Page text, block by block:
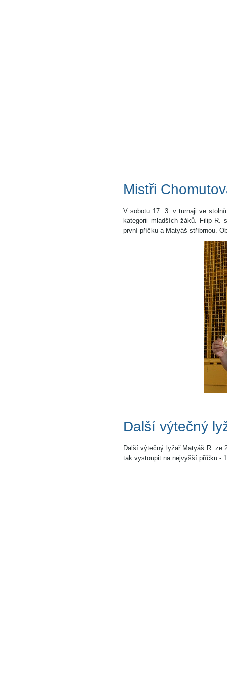
Mistři
V sobotu 17. 3. v turnaji ve
kategorii mladších žáků. Filip R.
první příčku a Matyáš stříbrnou.
Další výtečný
Další výtečný lyžař Matyáš R. ze
tak vystoupit na nejvyšší příčku -